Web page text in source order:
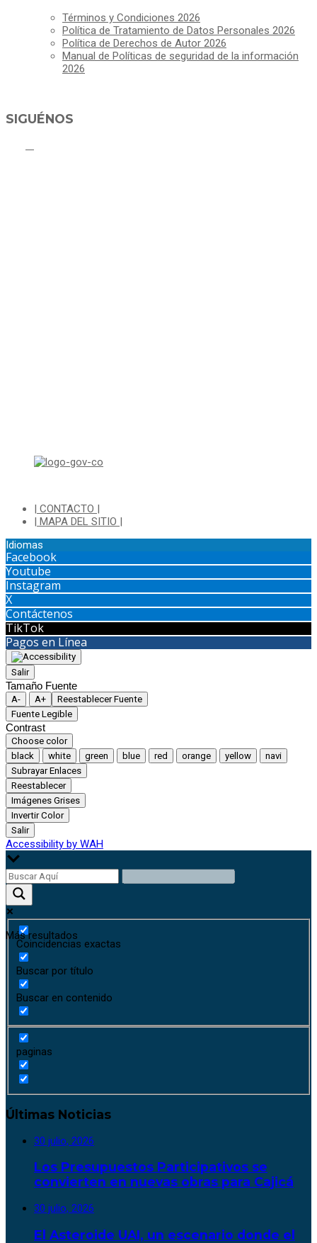
Términos y Condiciones 2026
Política de Tratamiento de Datos Personales 2026
Política de Derechos de Autor 2026
Manual de Políticas de seguridad de la información
2026
SIGUÉNOS
| CONTACTO |
| MAPA DEL SITIO |
Idiomas
Facebook
Youtube
Instagram
X
Contáctenos
TikTok
Pagos en Línea
Salir
Tamaño Fuente
A- A+
Reestablecer Fuente
Fuente Legible
Contrast
Choose color
black
white green blue red orange yellow
navi
Subrayar Enlaces
Reestablecer
Imágenes Grises
Invertir Color
Salir
Accessibility by WAH
Más resultados
Coincidencias exactas
Buscar por título
Buscar en contenido
paginas
Últimas Noticias
30 julio, 2026
Los Presupuestos Participativos se
convierten en nuevas obras para Cajicá
30 julio, 2026
El Asteroide UAI, un escenario donde el